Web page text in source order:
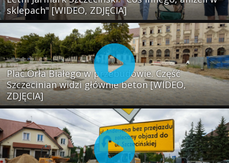
sklepach" [WIDEO, ZDJĘCIA]
Plac Orła Białego w przebudowie. Część
Szczecinian widzi głównie beton [WIDEO,
ZDJĘCIA]